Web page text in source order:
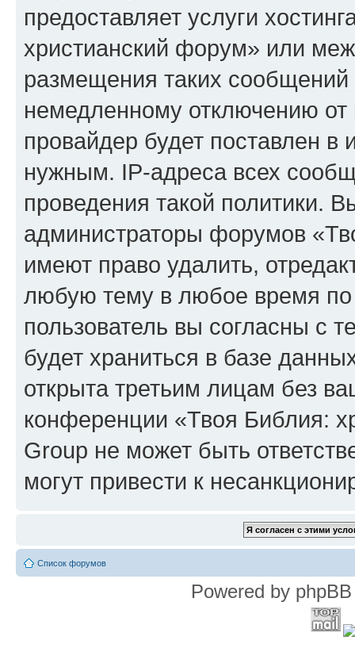
предоставляет услуги
христианский форум» или
размещения таких
немедленному отключению
провайдер будет поставлен в
нужным. IP-адреса всех
проведения такой политики.
администраторы форумов
имеют право удалить,
любую тему в любое время
пользователь вы согласны с
будет храниться в базе
открыта третьим лицам без
конференции «Твоя Библия:
Group не может быть
могут привести к
Список форумов
Powered by